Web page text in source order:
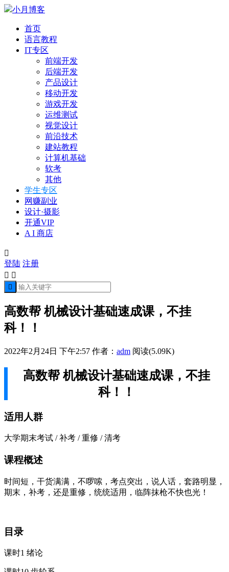
小月博客
首页
语言教程
IT专区
前端开发
后端开发
产品设计
移动开发
游戏开发
运维测试
视觉设计
前沿技术
建站教程
计算机基础
软考
其他
学生专区
网赚副业
设计·摄影
开通VIP
A I 商店

登陆 注册
 

高数帮 机械设计基础速成课，不挂
科！！
2022年2月24日 下午2:57 作者： adm 阅读(5.09K)
高数帮 机械设计基础速成课，不挂
科！！
适用人群
大学期末考试 / 补考 / 重修 / 清考
课程概述
时间短，干货满满，不啰嗦，考点突出，说人话，套路明显，
期末，补考，还是重修，统统适用，临阵抹枪不快也光！
目录
课时1 绪论